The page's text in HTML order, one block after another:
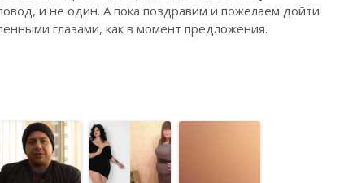
и не один. А пока поздравим и пожелаем дойти
глазами, как в момент предложения.